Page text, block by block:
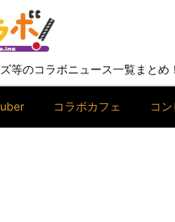
等のコラボニュース一覧まとめ！
コラボカフェ コ